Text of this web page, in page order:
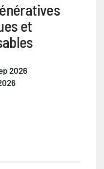
et
2026